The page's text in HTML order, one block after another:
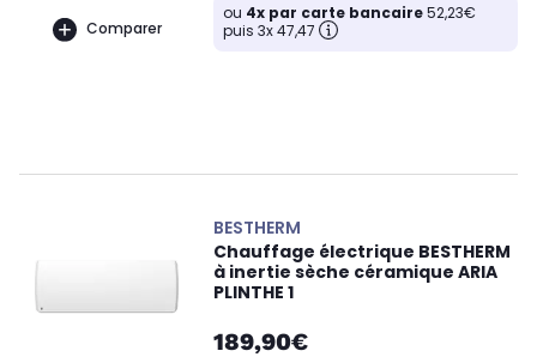
Comparer
ou 4x par carte bancaire52,23€
puis 3x 47,47
BESTHERM
Chauffage électrique BESTHERM
à inertie sèche céramique ARIA
PLINTHE 1
189,90€